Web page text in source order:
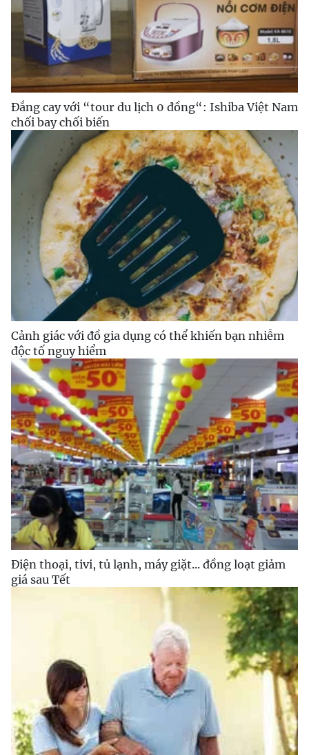
Đắng cay với “tour du lịch 0 đồng“: Ishiba Việt Nam
chối bay chối biến
Cảnh giác với đồ gia dụng có thể khiến bạn nhiễm
độc tố nguy hiểm
Điện thoại, tivi, tủ lạnh, máy giặt... đồng loạt giảm
giá sau Tết